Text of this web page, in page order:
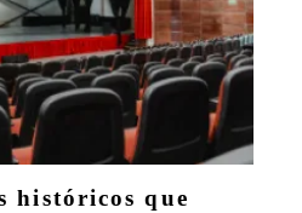
históricos que